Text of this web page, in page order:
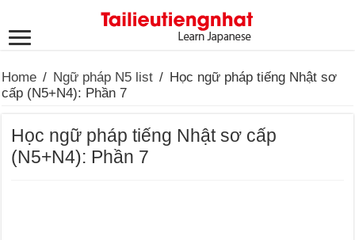
Home / Ngữ pháp N5 list / Học ngữ pháp tiếng Nhật sơ
cấp (N5+N4): Phần 7
Học ngữ pháp tiếng Nhật sơ cấp
(N5+N4): Phần 7